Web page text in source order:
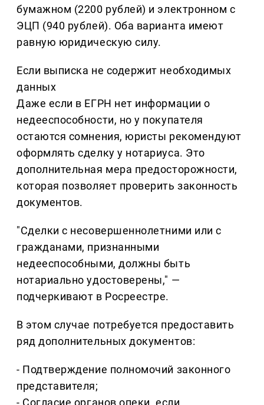
бумажном (2200 рублей) и электронном с
ЭЦП (940 рублей). Оба варианта имеют
равную юридическую силу.
Если выписка не содержит необходимых
данных
Даже если в ЕГРН нет информации о
недееспособности, но у покупателя
остаются сомнения, юристы рекомендуют
оформлять сделку у нотариуса. Это
дополнительная мера предосторожности,
которая позволяет проверить законность
документов.
"Сделки с несовершеннолетними или с
гражданами, признанными
недееспособными, должны быть
нотариально удостоверены," —
подчеркивают в Росреестре.
В этом случае потребуется предоставить
ряд дополнительных документов:
- Подтверждение полномочий законного
представителя;
- Согласие органов опеки, если